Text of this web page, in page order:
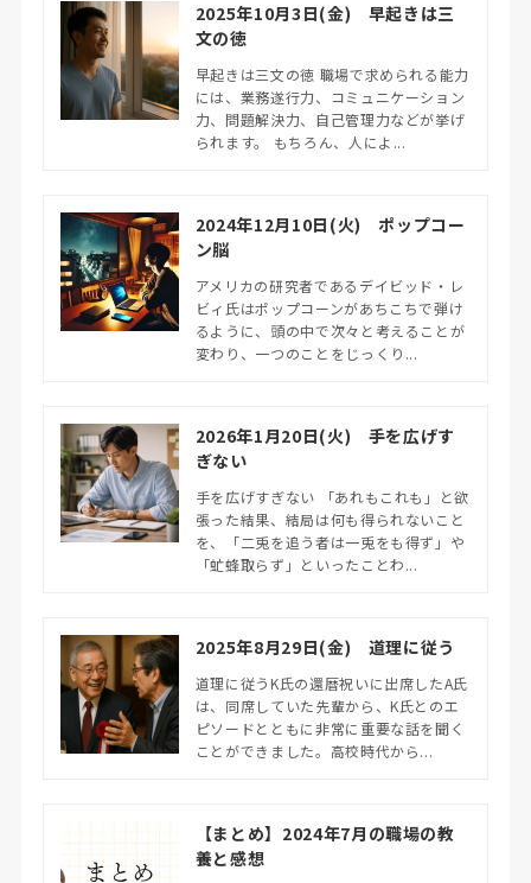
2025年10月3日(金) 早起きは三
文の徳
早起きは三文の徳 職場で求められる能力
には、業務遂行力、コミュニケーション
力、問題解決力、自己管理力などが挙げ
られます。 もちろん、人によ...
2024年12月10日(火) ポップコー
ン脳
アメリカの研究者であるデイビッド・レ
ビィ氏はポップコーンがあちこちで弾け
るように、頭の中で次々と考えることが
変わり、一つのことをじっくり...
2026年1月20日(火) 手を広げす
ぎない
手を広げすぎない 「あれもこれも」と欲
張った結果、結局は何も得られないこと
を、「二兎を追う者は一兎をも得ず」や
「虻蜂取らず」といったことわ...
2025年8月29日(金) 道理に従う
道理に従うK氏の還暦祝いに出席したA氏
は、同席していた先輩から、K氏とのエ
ピソードとともに非常に重要な話を聞く
ことができました。高校時代から...
【まとめ】2024年7月の職場の教
養と感想